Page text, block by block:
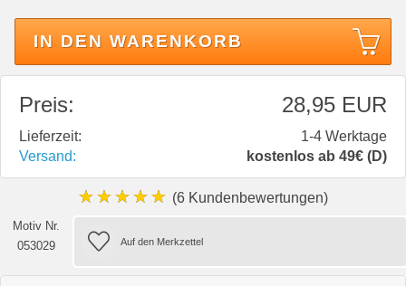
IN DEN WARENKORB
Preis: 28,95 EUR
Lieferzeit:
1-4 Werktage
Versand:
kostenlos ab 49€ (D)
★★★★★ (6 Kundenbewertungen)
Motiv Nr.
053029